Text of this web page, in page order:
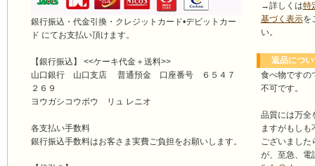
銀行振込・代金引換・クレジットカード•デビットカー
ド にてお支払い頂けます。
【銀行振込】 <<ケーキ代金＋送料>>
山口銀行 山口支店 普通預金 口座番号 ６５４７
２６９
ヨウガシコウボウ リュ レニオ
各支払い手数料
銀行振込手数料はお客さま実費ご負担をお願いします。
→詳しくは特
基づく表示を
い。
返品につい
食べ物ですの
不可です。
品質には万全
ますがもしも
ございました
が、至急、電